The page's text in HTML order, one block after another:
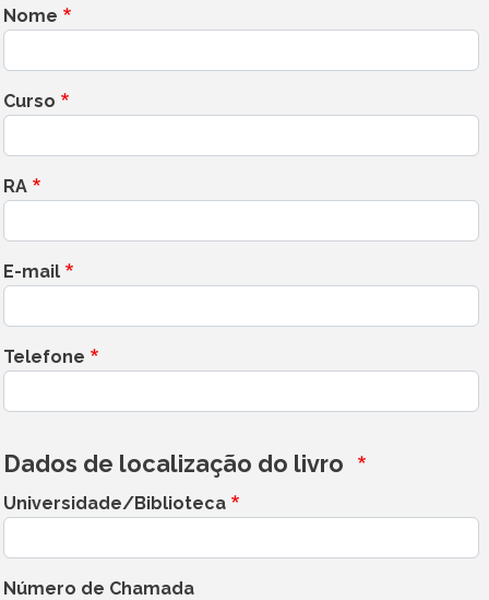
Nome
Curso
RA
E-mail
Telefone
Dados de localização do livro
Universidade/Biblioteca
Número de Chamada